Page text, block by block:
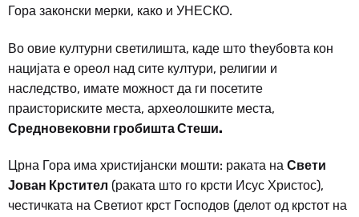
Гора законски мерки, како и УНЕСКО.
Во овие културни светилишта, каде што theубовта кон
нацијата е ореол над сите култури, религии и
наследство, имате можност да ги посетите
праисториските места, археолошките места,
Средновековни гробишта Стеши.
Црна Гора има христијански мошти: раката на Свети
Јован Крстител (раката што го крсти Исус Христос),
честичката на Светиот крст Господов (делот од крстот на